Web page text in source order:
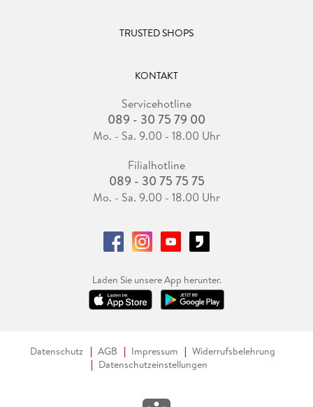
TRUSTED SHOPS
KONTAKT
Servicehotline
089 - 30 75 79 00
Mo. - Sa. 9.00 - 18.00 Uhr
Filialhotline
089 - 30 75 75 75
Mo. - Sa. 9.00 - 18.00 Uhr
Laden Sie unsere App herunter.
Datenschutz AGB Impressum
Widerrufsbelehrung
Datenschutzeinstellungen